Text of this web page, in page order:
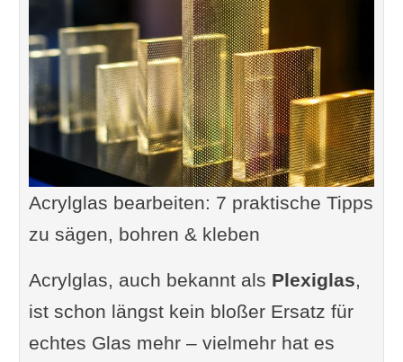
Acrylglas bearbeiten: 7 praktische Tipps
zu sägen, bohren & kleben
Acrylglas, auch bekannt als Plexiglas,
ist schon längst kein bloßer Ersatz für
echtes Glas mehr – vielmehr hat es